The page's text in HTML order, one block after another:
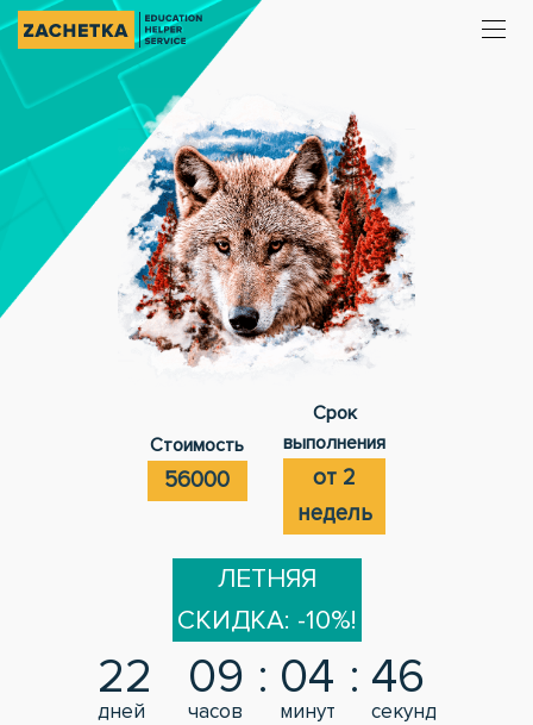
Стоимость
56000
Срок
выполнения
от 2
недель
ЛЕТНЯЯ
СКИДКА: -10%!
22
дней
09
часов
04
минут
45
секунд